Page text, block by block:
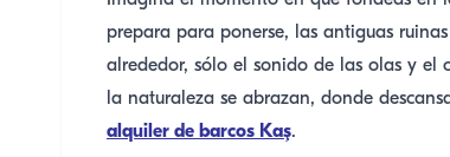
prepara para ponerse, las antiguas
alrededor, sólo el sonido de las olas y el
la naturaleza se abrazan, donde
alquiler de barcos Kaş.